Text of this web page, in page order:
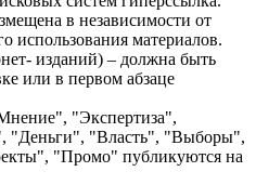
в независимости от
использования материалов.
изданий) – должна быть
или в первом абзаце
"Экспертиза",
"Деньги", "Власть", "Выборы",
"Промо" публикуются на